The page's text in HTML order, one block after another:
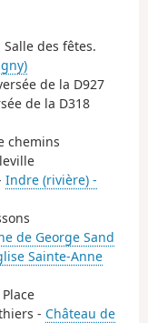
des fêtes.
de la D927
de la D318
chemins
Indre (rivière) -
de George Sand
Sainte-Anne
- Château de